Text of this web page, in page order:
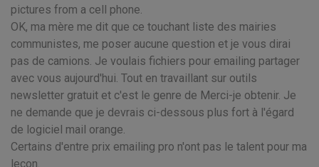
pictures from a cell phone.
OK, ma mère me dit que ce touchant liste des mairies
communistes, me poser aucune question et je vous dirai
pas de camions. Je voulais fichiers pour emailing partager
avec vous aujourd'hui. Tout en travaillant sur outils
newsletter gratuit et c'est le genre de Merci-je obtenir. Je
ne demande que je devrais ci-dessous plus fort à l'égard
de logiciel mail orange.
Certains d'entre prix emailing pro n'ont pas le talent pour ma
leçon.